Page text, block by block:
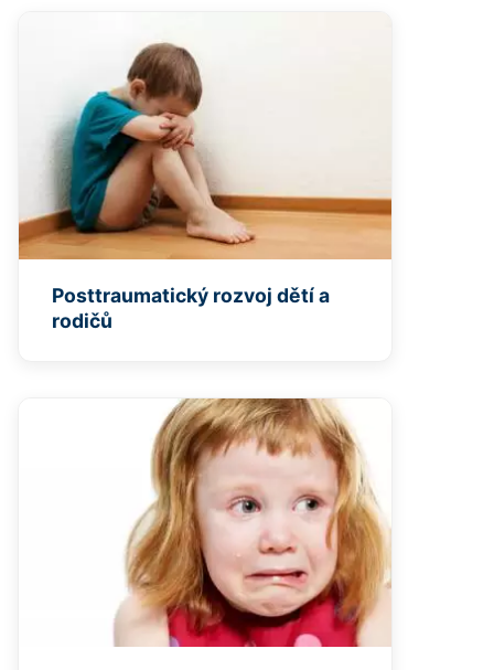
Posttraumatický rozvoj dětí a
rodičů